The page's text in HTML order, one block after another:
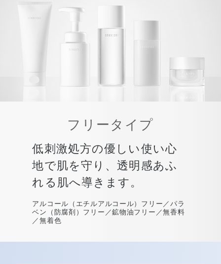
フリータイプ
低刺激処方の優しい使い心
地で肌を守り、透明感あふ
れる肌へ導きます。
アルコール（エチルアルコール）フリー／パラ
ベン
（防腐剤）フリー／鉱物油フリー／無香料
／無着色